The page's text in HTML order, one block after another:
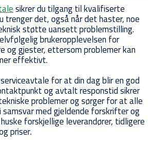
sikrer du tilgang til kvalifiserte
trenger det, også når det haster, noe
støtte uansett problemstilling.
brukeropplevelsen for
og gjester, ettersom problemer kan
effektivt.
for at din dag blir en god
og avtalt responstid sikrer
problemer og sørger for at alle
med gjeldende forskrifter og
forskjellige leverandører, tidligere
priser.